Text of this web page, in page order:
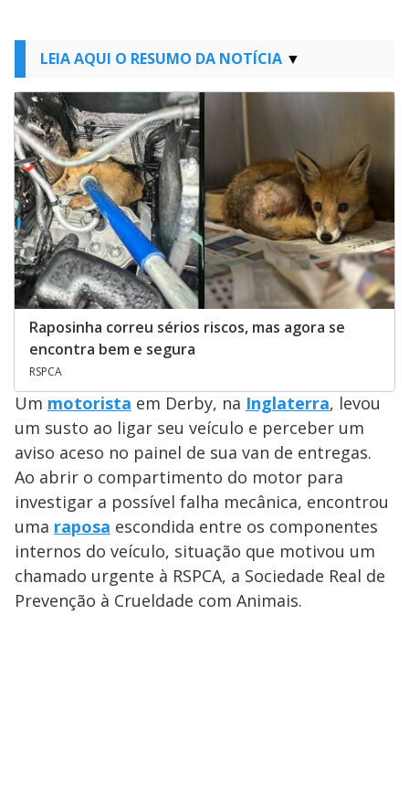
LEIA AQUI O RESUMO DA NOTÍCIA
Raposinha correu sérios riscos, mas agora se
encontra bem e segura
RSPCA
Um motorista em Derby, na Inglaterra, levou
um susto ao ligar seu veículo e perceber um
aviso aceso no painel de sua van de entregas.
Ao abrir o compartimento do motor para
investigar a possível falha mecânica, encontrou
uma raposa escondida entre os componentes
internos do veículo, situação que motivou um
chamado urgente à RSPCA, a Sociedade Real de
Prevenção à Crueldade com Animais.